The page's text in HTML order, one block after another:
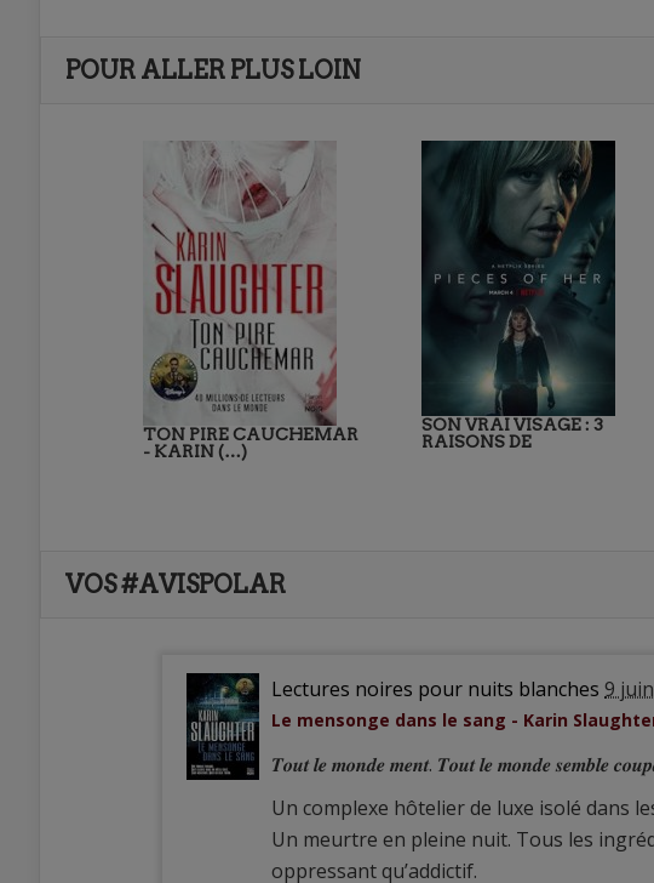
POUR ALLER PLUS LOIN
TON PIRE CAUCHEMAR
- KARIN (…)
SON VRAI VISAGE : 3
RAISONS DE
VOS #AVISPOLAR
Lectures noires pour nuits blanches 9
Le mensonge dans le sang - Karin
𝑻𝒐𝒖𝒕 𝒍𝒆 𝒎𝒐𝒏𝒅𝒆 𝒎𝒆𝒏𝒕. 𝑻𝒐𝒖𝒕 𝒍𝒆 𝒎𝒐𝒏𝒅𝒆 𝒔𝒆𝒎𝒃𝒍𝒆
Un complexe hôtelier de luxe isolé dans
Un meurtre en pleine nuit. Tous les
oppressant qu’addictif.